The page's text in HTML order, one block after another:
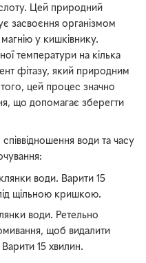
Цей природний
засвоєння організмом
у кишківнику.
температури на кілька
фітазу, який природним
цей процес значно
що допомагає зберегти
води та часу
води. Варити 15
щільною кришкою.
води. Ретельно
щоб видалити
15 хвилин.